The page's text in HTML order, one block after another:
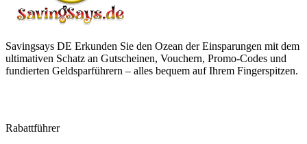
Savingsays DE Erkunden Sie den Ozean der Einsparungen mit dem
ultimativen Schatz an Gutscheinen, Vouchern, Promo-Codes und
fundierten Geldsparführern – alles bequem auf Ihrem Fingerspitzen.
Rabattführer